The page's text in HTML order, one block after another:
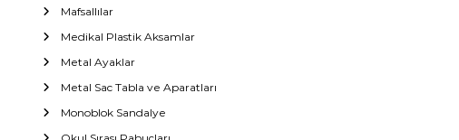
Mafsallılar
Medikal Plastik Aksamlar
Metal Ayaklar
Metal Sac Tabla ve Aparatları
Monoblok Sandalye